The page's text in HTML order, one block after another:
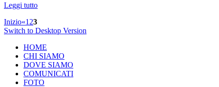
Leggi tutto
Inizio«1 23
Switch to Desktop Version
HOME
CHI SIAMO
DOVE SIAMO
COMUNICATI
FOTO